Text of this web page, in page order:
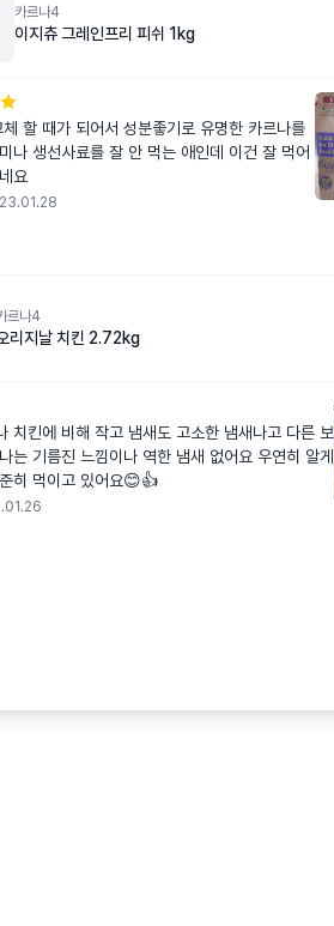
카르나4
이지츄 그레인프리 피쉬 1kg
할 때가 되어서 성분좋기로 유명한 카르나를
나 생선사료를 잘 안 먹는 애인데 이건 잘 먹어
요
르나4
리지날 치킨 2.72kg
치킨에 비해 작고 냄새도 고소한 냄새나고 다른 보
는 기름진 느낌이나 역한 냄새 없어요 우연히 알게
히 먹이고 있어요😊👍